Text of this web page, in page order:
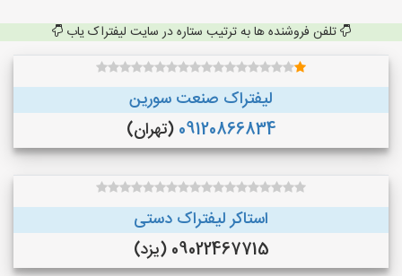
تلفن فروشنده ها به ترتیب ستاره در سایت لیفتراک یاب
لیفتراک صنعت سورین
09120866834 (تهران)
استاکر لیفتراک دستی
09022467715 (یزد)